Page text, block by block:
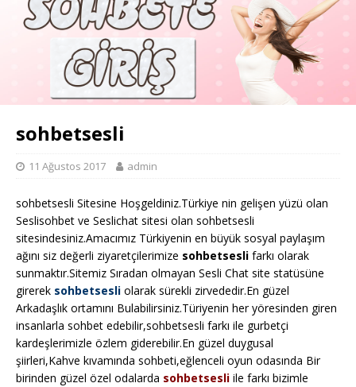
sohbetsesli
11 Ağustos 2017 admin
sohbetsesli Sitesine Hoşgeldiniz.Türkiye nin gelişen yüzü olan
Seslisohbet ve Seslichat sitesi olan sohbetsesli
sitesindesiniz.Amacımız Türkiyenin en büyük sosyal paylaşım
ağını siz değerli ziyaretçilerimize sohbetsesli farkı olarak
sunmaktır.Sitemiz Sıradan olmayan Sesli Chat site statüsüne
girerek sohbetsesli olarak sürekli zirvededir.En güzel
Arkadaşlık ortamını Bulabilirsiniz.Türiyenin her yöresinden giren
insanlarla sohbet edebilir,sohbetsesli farkı ile gurbetçi
kardeşlerimizle özlem giderebilir.En güzel duygusal
şiirleri,Kahve kıvamında sohbeti,eğlenceli oyun odasında Bir
birinden güzel özel odalarda sohbetsesli ile farkı bizimle